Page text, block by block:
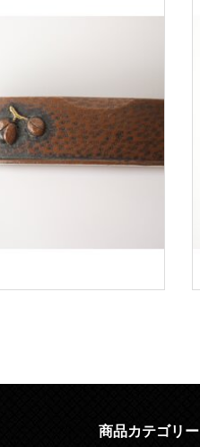
商品カテゴリー